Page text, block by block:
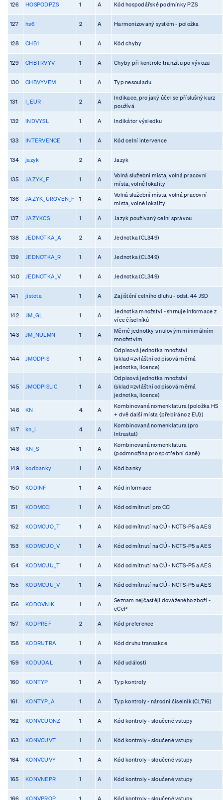
126 HOSPODPZS 1 A Kód hospodářské podmínky PZS
127 hs6 2 A Harmonizovaný systém - položka
128 CHB1 1 A Kód chyby
129 CHBTRVYV 1 A Chyby při kontrole tranzitu po vývozu
130 CHBVYVEM 1 A Typ nesouladu
131 I_EUR 2 A
Indikace, pro jaký účel se příslušný kurz
používá
132 INDVYSL 1 A Indikátor výsledku
133 INTERVENCE 1 A Kód celní intervence
134 jazyk 2 A Jazyk
135 JAZYK_F 1 A
Volná služební místa, volná pracovní
místa, volné lokality
136 JAZYK_UROVEN_F 1 A
Volná služební místa, volná pracovní
místa, volné lokality
137 JAZYKCS 1 A Jazyk používaný celní správou
138 JEDNOTKA_A 2 A Jednotka (CL349)
139 JEDNOTKA_R 1 A Jednotka (CL349)
140 JEDNOTKA_V 1 A Jednotka (CL349)
141 jistota 1 A Zajištění celního dluhu - odst. 44 JSD
142 JM_GL 1 A
Jednotka množství - shrnuje informace z
více číselníků
143 JM_NULMN 1 A
Měrné jednotky s nulovým minimálním
množstvím
144 JMODPIS 1 A
Odpisová jednotka množství
(sklad=zvláštní odpisová měrná
jednotka, licence)
145 JMODPISLIC 1 A
Odpisová jednotka množství
(sklad=zvláštní odpisová měrná
jednotka, licence)
146 KN 4 A
Kombinovaná nomenklatura (položka HS
+ dvě další místa {přebíráno z EU})
147 kn_i 4 A
Kombinovaná nomenklatura (pro
Intrastat)
148 KN_S 1 A
Kombinovaná nomenklatura
(podmnožina pro spotřební daně)
149 kodbanky 1 A Kód banky
150 KODINF 1 A Kód informace
151 KODMCCI 1 A Kód odmítnutí pro CCI
152 KODMCUO_T 1 A Kód odmítnutí na CÚ - NCTS-P5 a AES
153 KODMCUO_V 1 A Kód odmítnutí na CÚ - NCTS-P5 a AES
154 KODMCUU_T 1 A Kód odmítnutí na CÚ - NCTS-P5 a AES
155 KODMCUU_V 1 A Kód odmítnutí na CÚ - NCTS-P5 a AES
156 KODOVNIK 1 A
Seznam nejčastěji dováženého zboží -
eCeP
157 KODPREF 2 A Kód preference
158 KODRUTRA 1 A Kód druhu transakce
159 KODUDAL 1 A Kód události
160 KONTYP 1 A Typ kontroly
161 KONTYP_A 1 A Typ kontroly - národní číselník (CL716)
162 KONVCUONZ 1 A Kód kontroly - sloučené vstupy
163 KONVCUVT 1 A Kód kontroly - sloučené vstupy
164 KONVCUVY 1 A Kód kontroly - sloučené vstupy
165 KONVNEPR 1 A Kód kontroly - sloučené vstupy
166 KONVPROP 1 A Kód kontroly - sloučené vstupy